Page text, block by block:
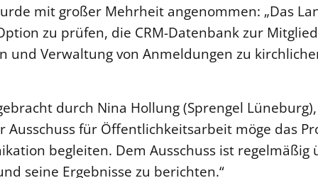
mit großer Mehrheit angenommen: „Das
zu prüfen, die CRM-Datenbank zur
und Verwaltung von Anmeldungen zu
durch Nina Hollung (Sprengel
Ausschuss für Öffentlichkeitsarbeit möge das
begleiten. Dem Ausschuss ist regelmäßig
seine Ergebnisse zu berichten.“